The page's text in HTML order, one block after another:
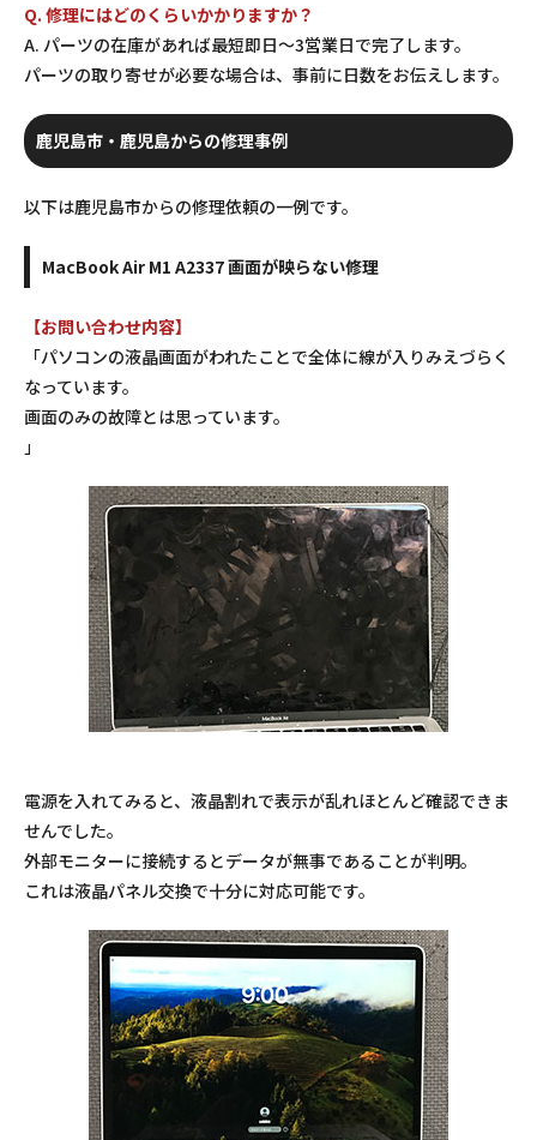
Q. 修理にはどのくらいかかりますか？
A. パーツの在庫があれば最短即日〜3営業日で完了します。
パーツの取り寄せが必要な場合は、事前に日数をお伝えします。
鹿児島市・鹿児島からの修理事例
以下は鹿児島市からの修理依頼の一例です。
MacBook Air M1 A2337 画面が映らない修理
【お問い合わせ内容】
「パソコンの液晶画面がわれたことで全体に線が入りみえづらく
なっています。
画面のみの故障とは思っています。
」
電源を入れてみると、液晶割れで表示が乱れほとんど確認できま
せんでした。
外部モニターに接続するとデータが無事であることが判明。
これは液晶パネル交換で十分に対応可能です。